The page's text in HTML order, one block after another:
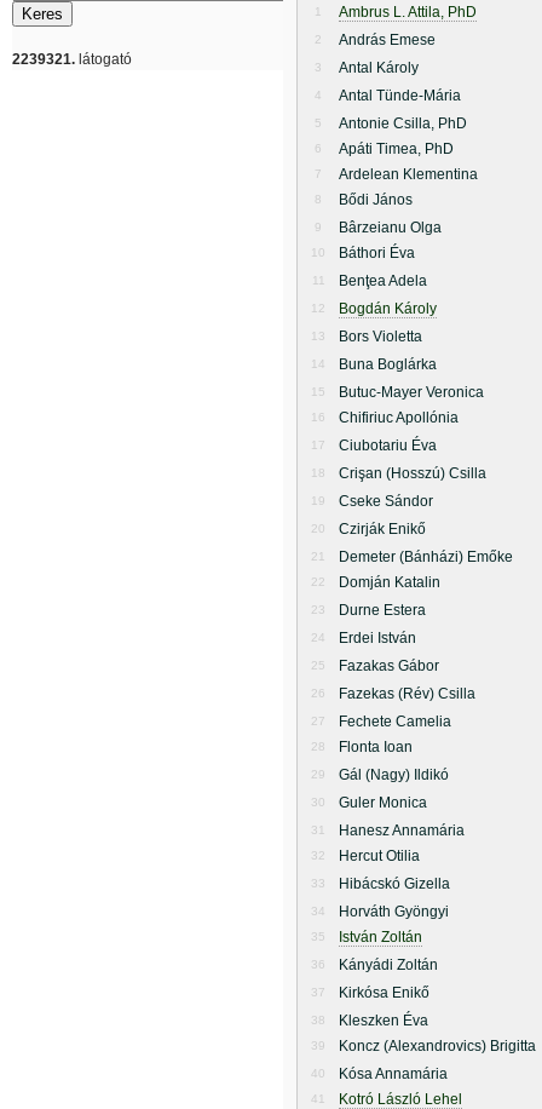
2239321. látogató
1 Ambrus L. Attila, PhD
2 András Emese
3 Antal Károly
4 Antal Tünde-Mária
5 Antonie Csilla, PhD
6 Apáti Timea, PhD
7 Ardelean Klementina
8 Bődi János
9 Bârzeianu Olga
10 Báthori Éva
11 Benţea Adela
12 Bogdán Károly
13 Bors Violetta
14 Buna Boglárka
15 Butuc-Mayer Veronica
16 Chifiriuc Apollónia
17 Ciubotariu Éva
18 Crişan (Hosszú) Csilla
19 Cseke Sándor
20 Czirják Enikő
21 Demeter (Bánházi) Emőke
22 Domján Katalin
23 Durne Estera
24 Erdei István
25 Fazakas Gábor
26 Fazekas (Rév) Csilla
27 Fechete Camelia
28 Flonta Ioan
29 Gál (Nagy) Ildikó
30 Guler Monica
31 Hanesz Annamária
32 Hercut Otilia
33 Hibácskó Gizella
34 Horváth Gyöngyi
35 István Zoltán
36 Kányádi Zoltán
37 Kirkósa Enikő
38 Kleszken Éva
39 Koncz (Alexandrovics) Brigitta
40 Kósa Annamária
41 Kotró László Lehel